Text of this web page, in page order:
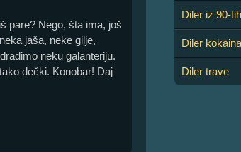
pare? Nego, šta ima, još
jaša, neke gilje,
neku galanteriju.
dečki. Konobar! Daj
Diler iz 90-tih
Diler kokaina
Diler trave